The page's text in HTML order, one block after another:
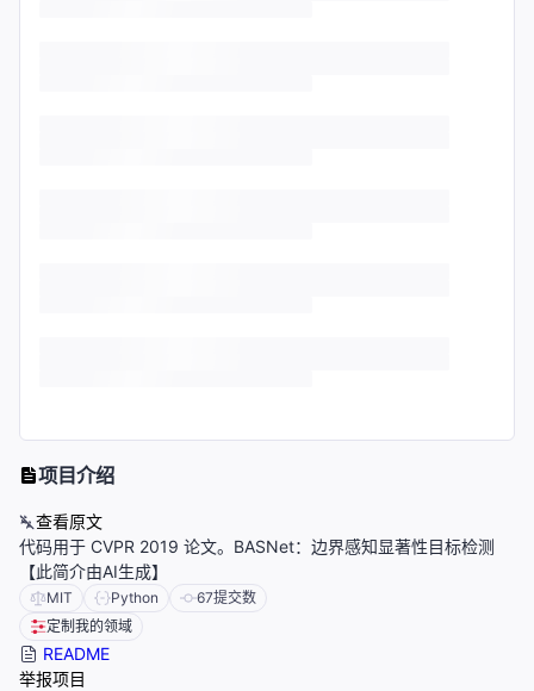
项目介绍
查看原文
代码用于 CVPR 2019 论文。BASNet：边界感知显著性目标检测
【此简介由AI生成】
MIT Python 67提交数
定制我的领域
README
举报项目